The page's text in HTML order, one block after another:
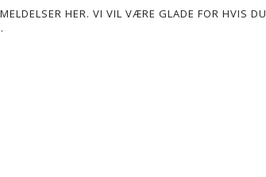
HER. VI VIL VÆRE GLADE FOR HVIS DU